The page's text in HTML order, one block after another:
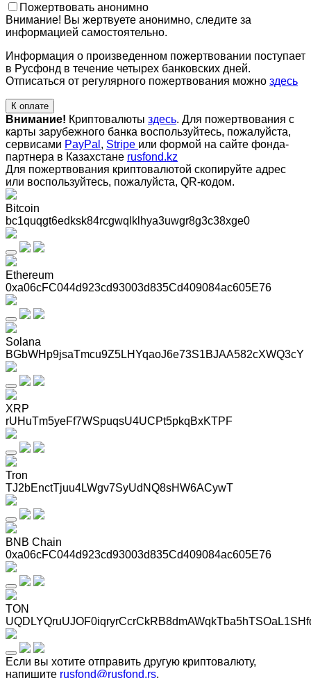
Пожертвовать анонимно
Внимание! Вы жертвуете анонимно, следите за
информацией самостоятельно.
Информация о произведенном пожертвовании поступает
в Русфонд в течение четырех банковских дней.
Отписаться от регулярного пожертвования можно здесь
К оплате
Внимание! Криптовалюты здесь. Для пожертвования с
карты зарубежного банка воспользуйтесь, пожалуйста,
сервисами PayPal , Stripe или формой на сайте фонда-
партнера в Казахстане rusfond.kz
Для пожертвования криптовалютой скопируйте адрес
или воспользуйтесь, пожалуйста, QR-кодом.
Bitcoin
bc1quqgt6edksk84rcgwqlklhya3uwgr8g3c38xge0
Ethereum
0xa06cFC044d923cd93003d835Cd409084ac605E76
Solana
BGbWHp9jsaTmcu9Z5LHYqaoJ6e73S1BJAA582cXWQ3cY
XRP
rUHuTm5yeFf7WSpuqsU4UCPt5pkqBxKTPF
Tron
TJ2bEnctTjuu4LWgv7SyUdNQ8sHW6ACywT
BNB Chain
0xa06cFC044d923cd93003d835Cd409084ac605E76
TON
Если вы хотите отправить другую криптовалюту,
напишите rusfond@rusfond.rs.